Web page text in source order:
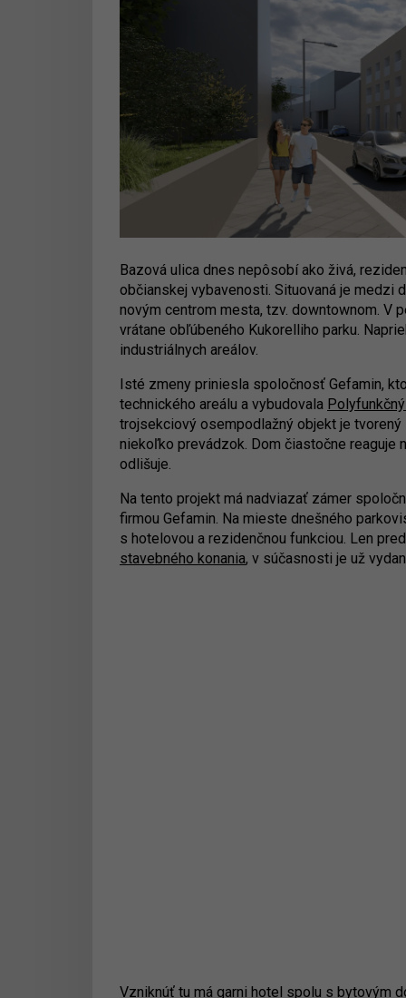
Bazová ulica dnes nepôsobí ako živá,
občianskej vybavenosti. Situovaná je medzi
novým centrom mesta, tzv. downtownom. V
vrátane obľúbeného Kukorelliho parku.
industriálnych areálov.
Isté zmeny priniesla spoločnosť Gefamin,
technického areálu a vybudovala
trojsekciový osempodlažný objekt je
niekoľko prevádzok. Dom čiastočne reaguje
odlišuje.
Na tento projekt má nadviazať zámer
firmou Gefamin. Na mieste dnešného
s hotelovou a rezidenčnou funkciou. Len
stavebného konania, v súčasnosti je už
Vzniknúť tu má garni hotel spolu s bytovým